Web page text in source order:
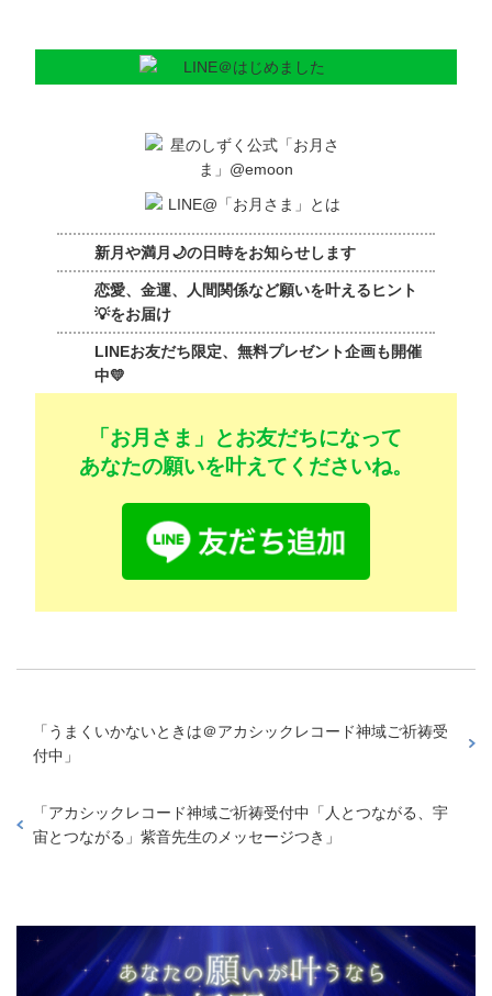
新月や満月🌙の日時をお知らせします
恋愛、金運、人間関係など願いを叶えるヒント
💡をお届け
LINEお友だち限定、無料プレゼント企画も開催
中💛
「お月さま」とお友だちになって
あなたの願いを叶えてくださいね。
「うまくいかないときは＠アカシックレコード神域ご祈祷受
付中 」
「アカシックレコード神域ご祈祷受付中「人とつながる、宇
宙とつながる」紫音先生のメッセージつき 」